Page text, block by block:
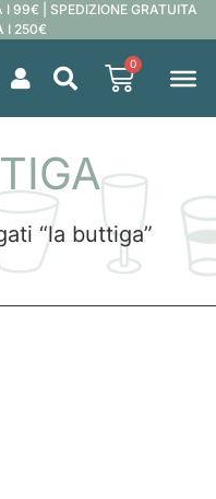
I 99€ | SPEDIZIONE GRATUITA
I 250€
0
“la buttiga”